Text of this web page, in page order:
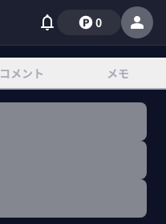
0
コメント メモ